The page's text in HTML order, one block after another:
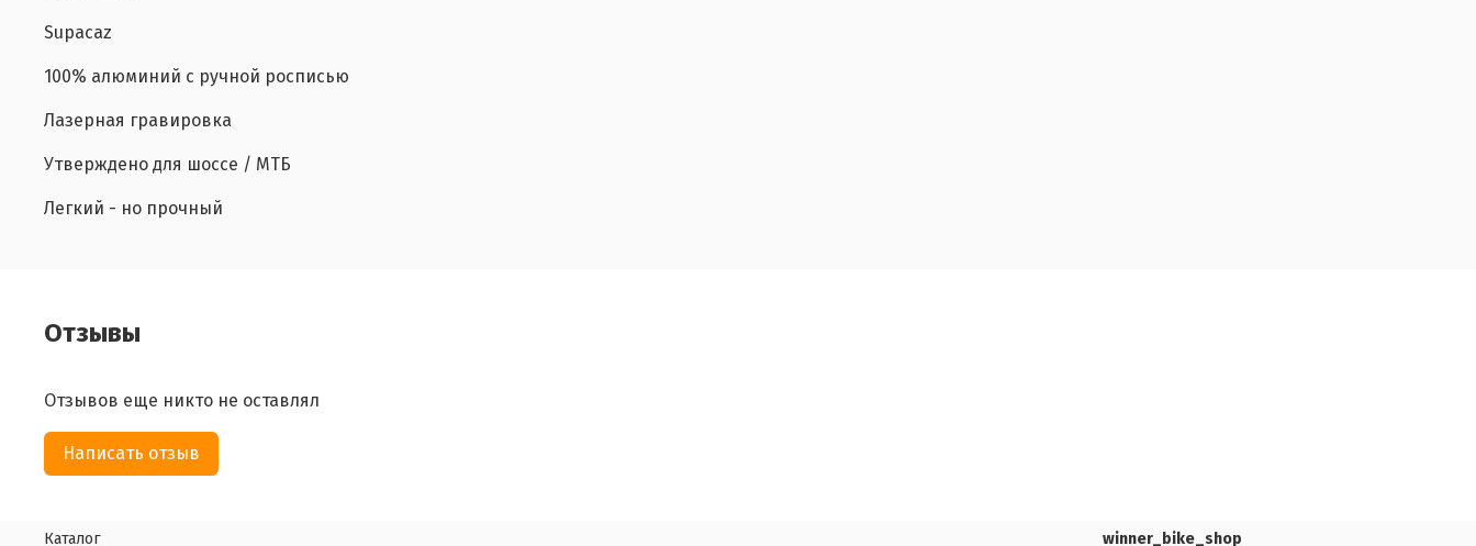
Supacaz
100% алюминий с ручной росписью
Лазерная гравировка
Утверждено для шоссе / МТБ
Легкий - но прочный
Отзывы
Отзывов еще никто не оставлял
Написать отзыв
Каталог winner_bike_shop